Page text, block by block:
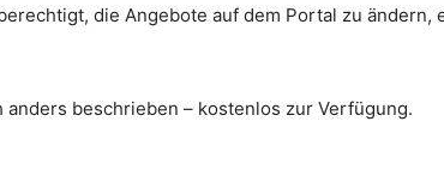
die Angebote auf dem Portal zu ändern,
beschrieben – kostenlos zur Verfügung.